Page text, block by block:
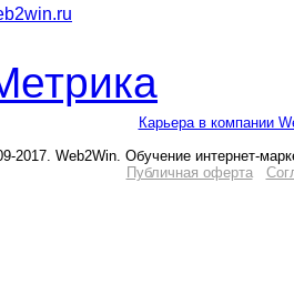
Карьера в компании
2017. Web2Win. Обучение интернет-
Публичная оферта